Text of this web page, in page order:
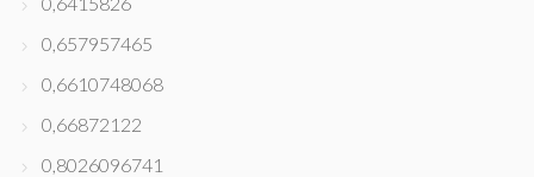
0,657957465
0,6610748068
0,66872122
0,8026096741